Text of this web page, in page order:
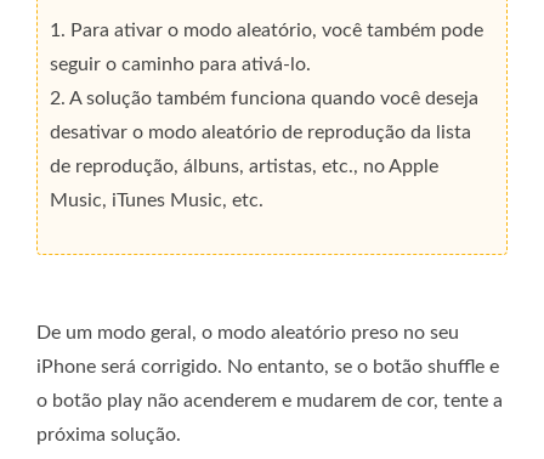
1. Para ativar o modo aleatório, você também pode
seguir o caminho para ativá-lo.
2. A solução também funciona quando você deseja
desativar o modo aleatório de reprodução da lista
de reprodução, álbuns, artistas, etc., no Apple
Music, iTunes Music, etc.
De um modo geral, o modo aleatório preso no seu
iPhone será corrigido. No entanto, se o botão shuffle e
o botão play não acenderem e mudarem de cor, tente a
próxima solução.